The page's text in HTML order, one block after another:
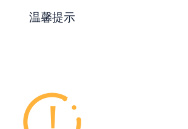
温馨提示